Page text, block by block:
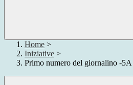
Home >
Iniziative >
Primo numero del giornalino -5A